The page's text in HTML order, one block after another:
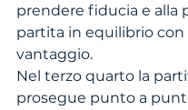
prendere fiducia e alla
partita in equilibrio
vantaggio.
Nel terzo quarto la
prosegue punto a